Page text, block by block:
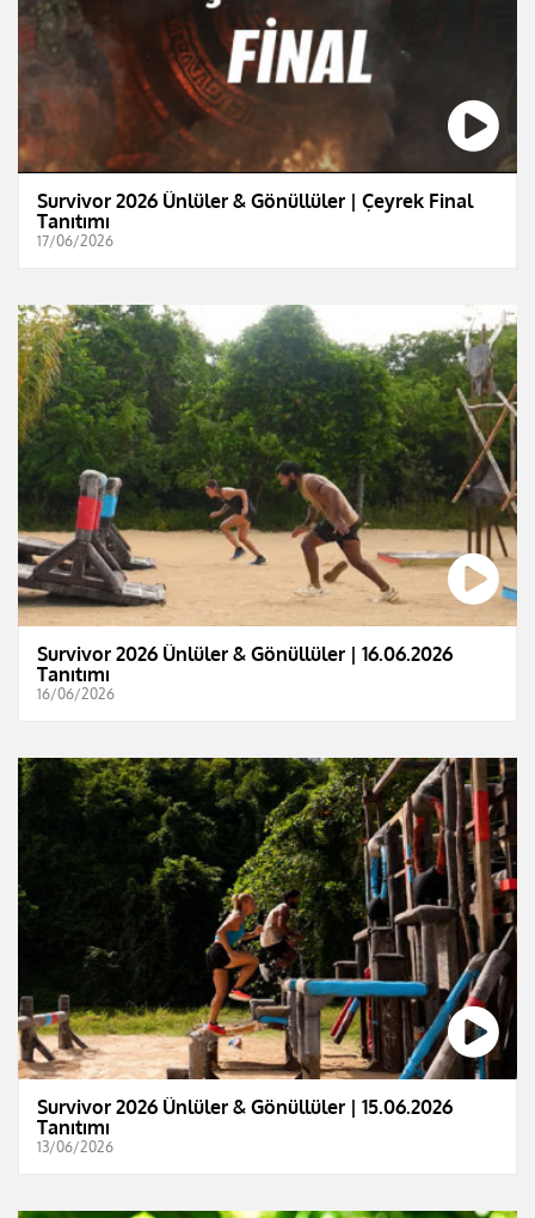
Survivor 2026 Ünlüler & Gönüllüler | Çeyrek Final
Tanıtımı
17/06/2026
Survivor 2026 Ünlüler & Gönüllüler | 16.06.2026
Tanıtımı
16/06/2026
Survivor 2026 Ünlüler & Gönüllüler | 15.06.2026
Tanıtımı
13/06/2026